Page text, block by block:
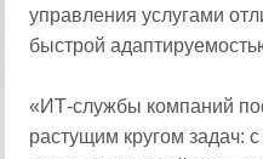
управления услугами
быстрой
«ИТ-службы компаний
растущим кругом задач: